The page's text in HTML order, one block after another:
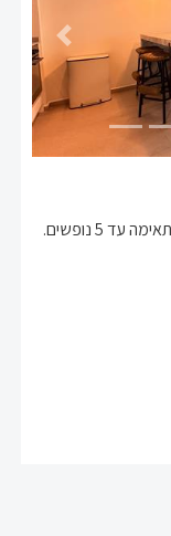
Previous
5 נופשים.